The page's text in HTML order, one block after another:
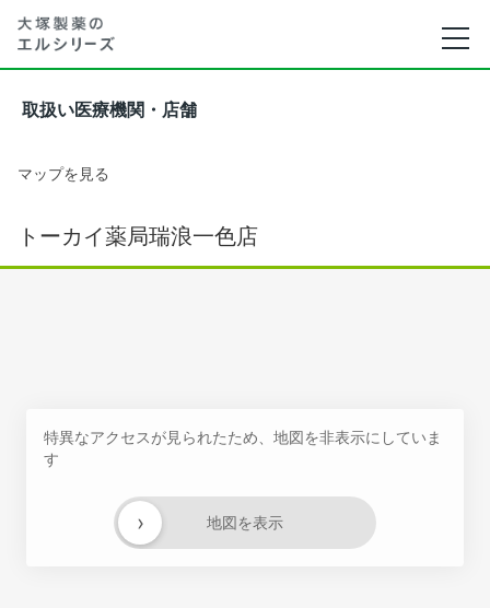
取扱い医療機関・店舗
マップを見る
トーカイ薬局瑞浪一色店
特異なアクセスが見られたため、地図を非表示にしていま
す
地図を表示
›